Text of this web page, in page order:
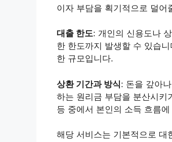
이자 부담을 획기적으로 덜
대출 한도: 개인의 신용도나
한 한도까지 발생할 수 있습니
한 규모입니다.
상환 기간과 방식: 돈을 갚아
하는 원리금 부담을 분산시키
등 중에서 본인의 소득 흐름
해당 서비스는 기본적으로 대